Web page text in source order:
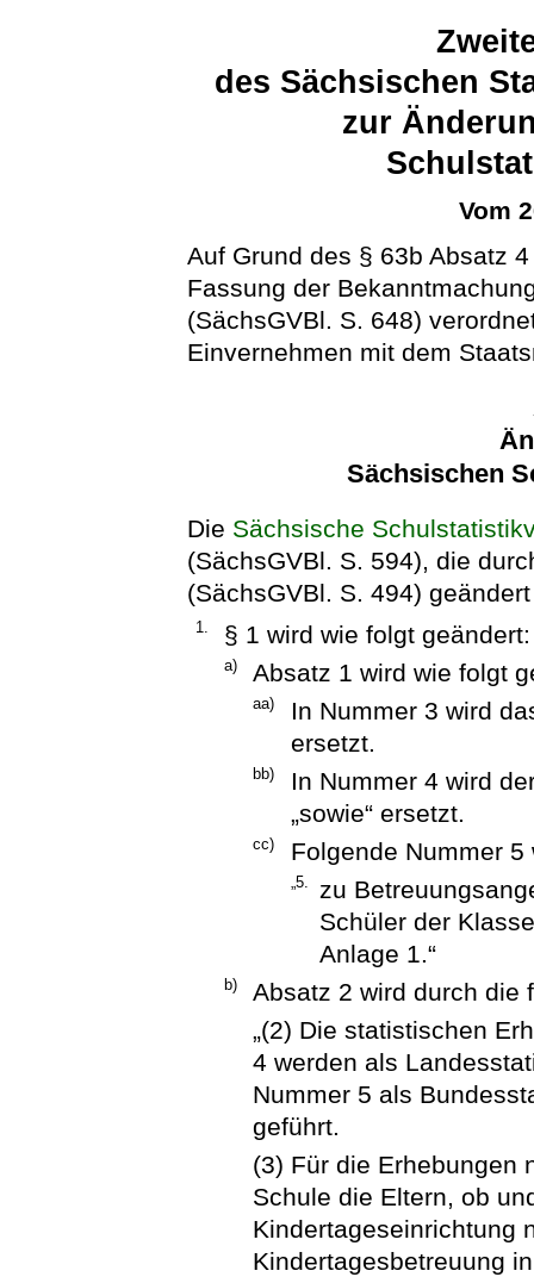
des Sächsischen
zur
Vom
Auf Grund des § 63b Absatz
Fassung der
(SächsGVBl. S. 648)
Einvernehmen mit dem
Sächsischen
Die Sächsische
(SächsGVBl. S. 594), die
(SächsGVBl. S. 494)
1. § 1 wird wie folgt geändert:
a) Absatz 1 wird wie folgt
aa)
In Nummer 3 wird
ersetzt.
bb)
In Nummer 4 wird
„sowie“ ersetzt.
cc) Folgende Nummer 5
„5.
zu
Schüler der
Anlage 1.“
b)
Absatz 2 wird durch die
„(2) Die statistischen
4 werden als
Nummer 5 als
geführt.
(3) Für die Erhebungen
Schule die Eltern, ob
Kindertageseinrichtung
Kindertagesbetreuung